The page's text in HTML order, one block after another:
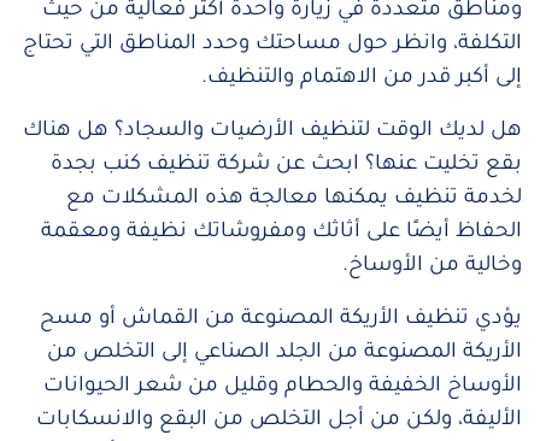
ومناطق متعددة في زيارة واحدة أكثر فعالية من حيث
التكلفة، وانظر حول مساحتك وحدد المناطق التي تحتاج
إلى أكبر قدر من الاهتمام والتنظيف.
هل لديك الوقت لتنظيف الأرضيات والسجاد؟ هل هناك
بقع تخليت عنها؟ ابحث عن شركة تنظيف كنب بجدة
لخدمة تنظيف يمكنها معالجة هذه المشكلات مع
الحفاظ أيضًا على أثاثك ومفروشاتك نظيفة ومعقمة
وخالية من الأوساخ.
يؤدي تنظيف الأريكة المصنوعة من القماش أو مسح
الأريكة المصنوعة من الجلد الصناعي إلى التخلص من
الأوساخ الخفيفة والحطام وقليل من شعر الحيوانات
الأليفة، ولكن من أجل التخلص من البقع والانسكابات